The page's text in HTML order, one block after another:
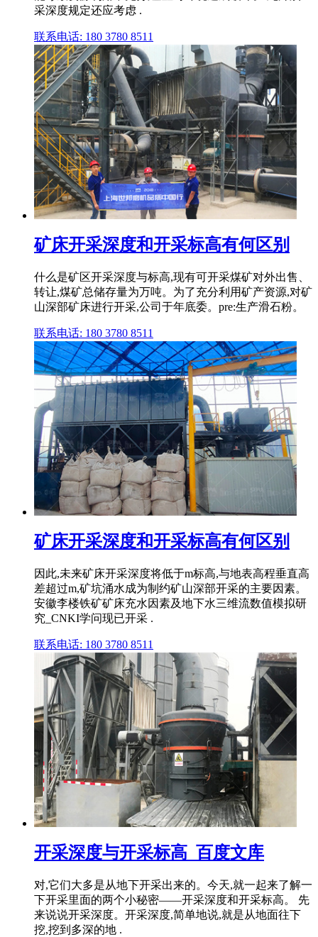
采深度规定还应考虑 .
联系电话: 180 3780 8511
矿床开采深度和开采标高有何区别
什么是矿区开采深度与标高,现有可开采煤矿对外出售、
转让,煤矿总储存量为万吨。为了充分利用矿产资源,对矿
山深部矿床进行开采,公司于年底委。pre:生产滑石粉。
联系电话: 180 3780 8511
矿床开采深度和开采标高有何区别
因此,未来矿床开采深度将低于m标高,与地表高程垂直高
差超过m,矿坑涌水成为制约矿山深部开采的主要因素。
安徽李楼铁矿矿床充水因素及地下水三维流数值模拟研
究_CNKI学问现已开采 .
联系电话: 180 3780 8511
开采深度与开采标高_百度文库
对,它们大多是从地下开采出来的。今天,就一起来了解一
下开采里面的两个小秘密——开采深度和开采标高。 先
来说说开采深度。开采深度,简单地说,就是从地面往下
挖,挖到多深的地 .